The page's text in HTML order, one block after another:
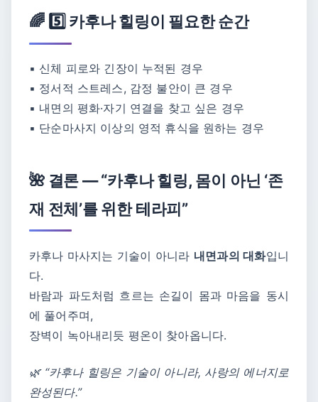
🌈 5️⃣ 카후나 힐링이 필요한 순간
▪ 신체 피로와 긴장이 누적된 경우
▪ 정서적 스트레스, 감정 불안이 큰 경우
▪ 내면의 평화·자기 연결을 찾고 싶은 경우
▪ 단순마사지 이상의 영적 휴식을 원하는 경우
🌺 결론 — “카후나 힐링, 몸이 아닌 ‘존
재 전체’를 위한 테라피”
카후나 마사지는 기술이 아니라 내면과의 대화입니
다.
바람과 파도처럼 흐르는 손길이 몸과 마음을 동시
에 풀어주며,
장벽이 녹아내리듯 평온이 찾아옵니다.
🌿 “카후나 힐링은 기술이 아니라, 사랑의 에너지로
완성된다.”